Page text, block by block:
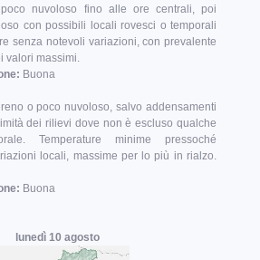
nuvoloso fino alle ore centrali, poi
con possibili locali rovesci o temporali
senza notevoli variazioni, con prevalente
valori massimi.
Buona
o poco nuvoloso, salvo addensamenti
dei rilievi dove non è escluso qualche
Temperature minime pressoché
locali, massime per lo più in rialzo.
Buona
lunedì 10 agosto